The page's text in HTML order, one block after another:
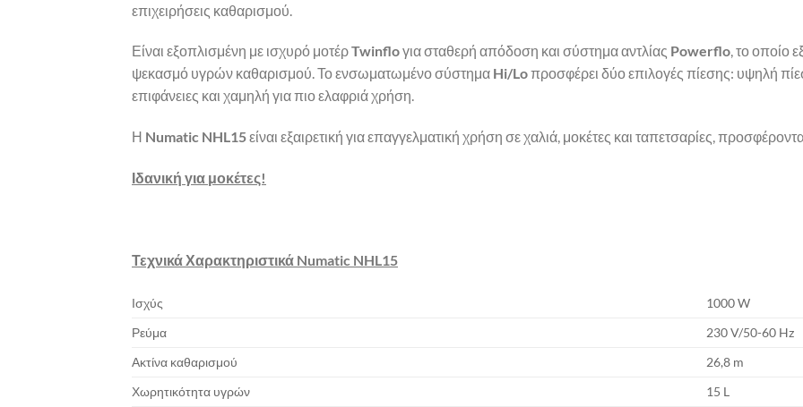
επιχειρήσεις καθαρισμού.
Είναι εξοπλισμένη με ισχυρό μοτέρTwinfloγια σταθερή απόδοση και σύστημα αντλίας Powerflo, το οποίο
ψεκασμό υγρών καθαρισμού. Το ενσωματωμένο σύστημα Hi/Loπροσφέρει δύο επιλογές πίεσης: υψηλή
επιφάνειες και χαμηλή για πιο ελαφριά χρήση.
Η Numatic NHL15είναι εξαιρετική για επαγγελματική χρήση σε χαλιά, μοκέτες και ταπετσαρίες,
Ιδανική για μοκέτες!
Τεχνικά Χαρακτηριστικά Numatic NHL15
Ισχύς
1000 W
Ρεύμα
230 V/50-60 Hz
Ακτίνα καθαρισμού
26,8 m
Χωρητικότητα υγρών
15 L